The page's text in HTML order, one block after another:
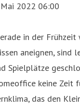
2022 06:00
in der
aneignen, sind
Spielplätze
keine Zeit
das den